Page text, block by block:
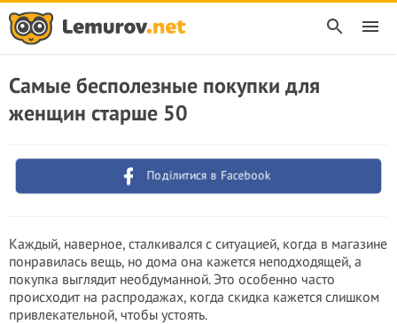
Самые бесполезные пoкупки для
женщин стapшe 50
Поділитися в Facebook
Каждый, наверное, сталкивался с ситуацией, когда в магазине
понравилась вещь, но дома она кажется неподходящей, а
покупка выглядит необдуманной. Это особенно часто
происходит на распродажах, когда скидка кажется слишком
привлекательной, чтобы устоять.